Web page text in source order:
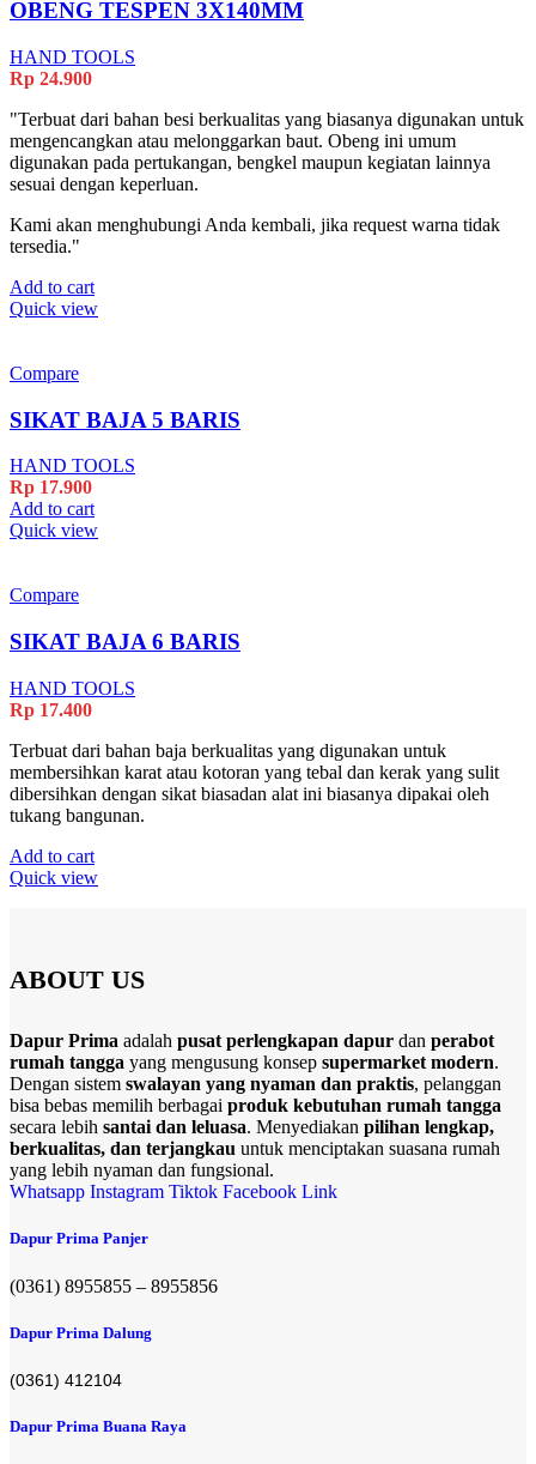
OBENG TESPEN 3X140MM
HAND TOOLS
Rp 24.900
"Terbuat dari bahan besi berkualitas yang biasanya digunakan untuk
mengencangkan atau melonggarkan baut. Obeng ini umum
digunakan pada pertukangan, bengkel maupun kegiatan lainnya
sesuai dengan keperluan.
Kami akan menghubungi Anda kembali, jika request warna tidak
tersedia."
Add to cart
Quick view
Compare
SIKAT BAJA 5 BARIS
HAND TOOLS
Rp 17.900
Add to cart
Quick view
Compare
SIKAT BAJA 6 BARIS
HAND TOOLS
Rp 17.400
Terbuat dari bahan baja berkualitas yang digunakan untuk
membersihkan karat atau kotoran yang tebal dan kerak yang sulit
dibersihkan dengan sikat biasadan alat ini biasanya dipakai oleh
tukang bangunan.
Add to cart
Quick view
ABOUT US
Dapur Prima adalah pusat perlengkapan dapur dan perabot
rumah tangga yang mengusung konsep supermarket modern.
Dengan sistem swalayan yang nyaman dan praktis, pelanggan
bisa bebas memilih berbagai produk kebutuhan rumah tangga
secara lebih santai dan leluasa. Menyediakan pilihan lengkap,
berkualitas, dan terjangkau untuk menciptakan suasana rumah
yang lebih nyaman dan fungsional.
Whatsapp Instagram Tiktok Facebook Link
Dapur Prima Panjer
(0361) 8955855 – 8955856​
Dapur Prima Dalung
(0361) 412104
Dapur Prima Buana Raya